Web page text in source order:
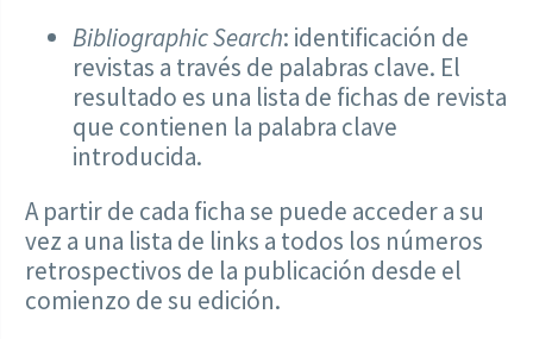
Bibliographic Search: identificación de
revistas a través de palabras clave. El
resultado es una lista de fichas de revista
que contienen la palabra clave
introducida.
A partir de cada ficha se puede acceder a su
vez a una lista de links a todos los números
retrospectivos de la publicación desde el
comienzo de su edición.